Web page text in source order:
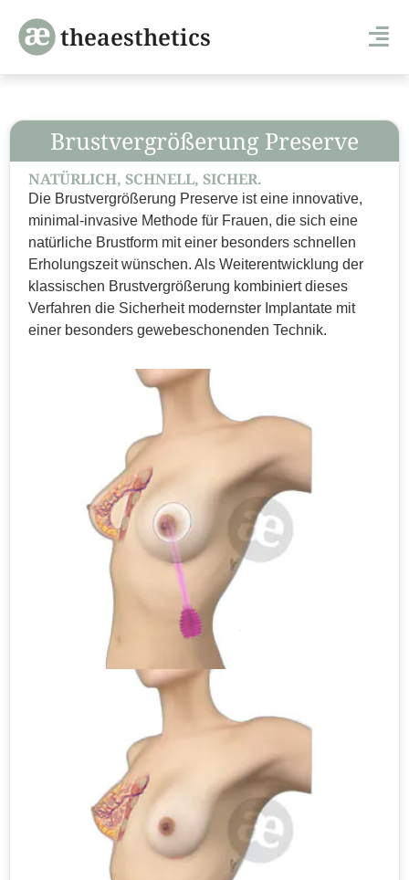
theaesthetics
Brustvergrößerung Preserve
NATÜRLICH, SCHNELL, SICHER.
Die Brustvergrößerung Preserve ist eine innovative,
minimal-invasive Methode für Frauen, die sich eine
natürliche Brustform mit einer besonders schnellen
Erholungszeit wünschen. Als Weiterentwicklung der
klassischen Brustvergrößerung kombiniert dieses
Verfahren die Sicherheit modernster Implantate mit
einer besonders gewebeschonenden Technik.